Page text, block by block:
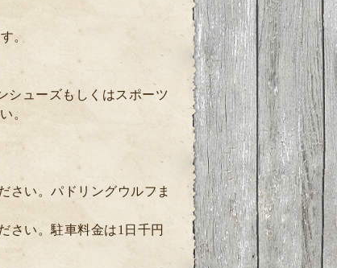
。
シューズもしくはスポーツ
。
さい。パドリングウルフま
さい。駐車料金は1日千円